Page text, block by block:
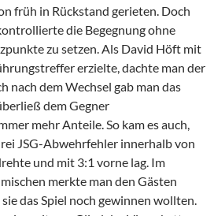
früh in Rückstand gerieten. Doch
die Begegnung ohne
zu setzen. Als David Höft mit
erzielte, dachte man der
nach dem Wechsel gab man das
dem Gegner
mehr Anteile. So kam es auch,
JSG-Abwehrfehler innerhalb von
und mit 3:1 vorne lag. Im
merkte man den Gästen
das Spiel noch gewinnen wollten.